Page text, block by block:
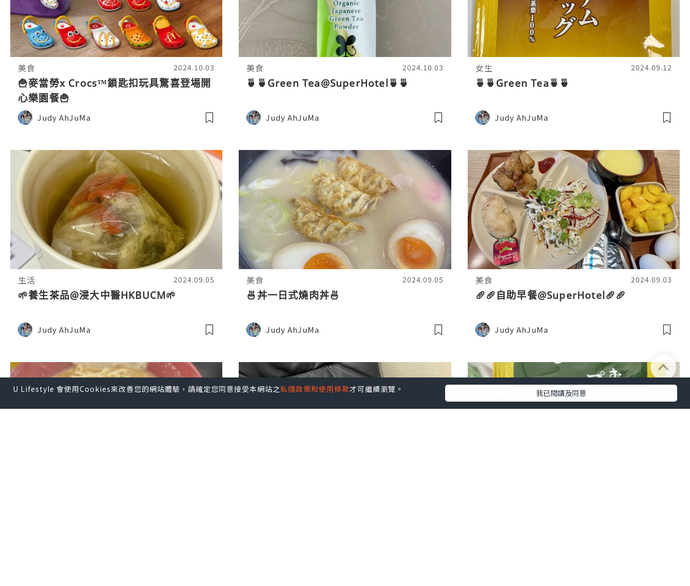
U Lifestyle 會使用Cookies來改善您的網站體驗，請確定您同意接受本網站之私隱政策和使用條款才可繼續瀏覽。 我已閱讀及同意
美食 2024.10.03
🍟麥當勞x Crocs™️鎖匙扣玩具驚喜登場開
心樂園餐🍟
Judy AhJuMa
美食 2024.10.03
🍵🍵Green Tea@SuperHotel🍵🍵
Judy AhJuMa
女生 2024.09.12
🍵🍵Green Tea🍵🍵
Judy AhJuMa
生活 2024.09.05
🌱養生茶品@浸大中醫HKBUCM🌱
Judy AhJuMa
美食 2024.09.05
🍜丼一日式燒肉丼🍜
Judy AhJuMa
美食 2024.09.03
🥖🥖自助早餐@SuperHotel🥖🥖
Judy AhJuMa